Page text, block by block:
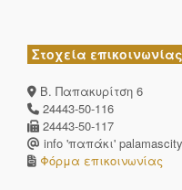
Στοχεία επικοινωνίας
Β. Παπακυρίτση 6
24443-50-116
24443-50-117
info 'παπάκι'
Φόρμα επικοινωνίας